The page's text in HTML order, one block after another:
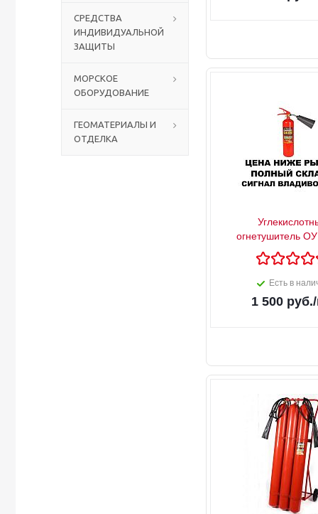
СРЕДСТВА
ИНДИВИДУАЛЬНОЙ
ЗАЩИТЫ
МОРСКОЕ
ОБОРУДОВАНИЕ
ГЕОМАТЕРИАЛЫ И
ОТДЕЛКА
огнетушитель
Есть в
1 500 руб.
Столы с лавками
Биометрические терминалы
Аккумуляторы аккумуляторные батареи для ИБП